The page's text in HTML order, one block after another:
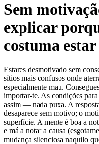
Sem
explicar
costuma
Estares desmotivado sem
sítios mais confusos onde
especialmente mau.
importar-te. As condições
assim — nada puxa. A
desaparece sem motivo; o
superfície. A mente é boa a
e má a notar a causa
mudança silenciosa naquilo